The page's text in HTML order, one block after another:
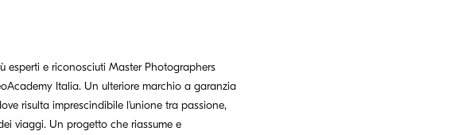
esperti e riconosciuti Master Photographers
Italia. Un ulteriore marchio a garanzia
risulta imprescindibile l’unione tra passione,
viaggi. Un progetto che riassume e